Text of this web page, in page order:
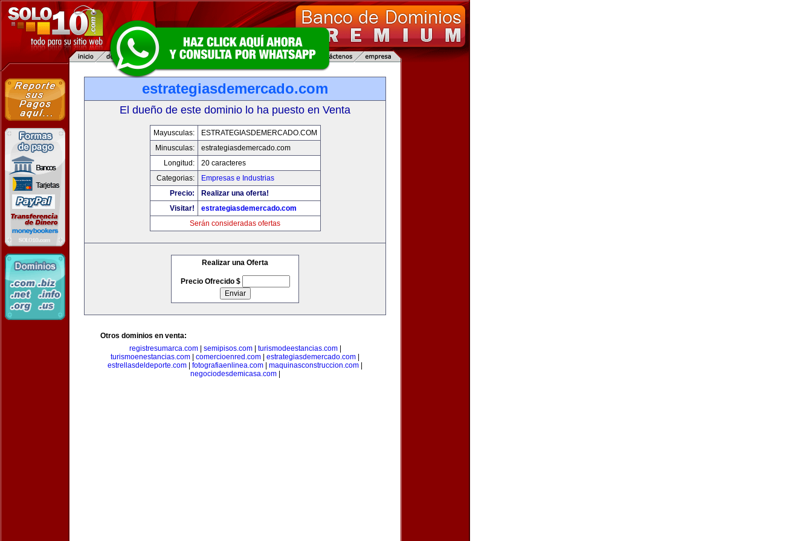
estrategiasdemercado.com
El dueño de este dominio lo ha puesto en Venta
Mayusculas:
ESTRATEGIASDEMERCADO.COM
Minusculas:
estrategiasdemercado.com
Longitud:
20 caracteres
Categorias:
Empresas e Industrias
Precio:
Realizar una oferta!
Visitar!
estrategiasdemercado.com
Serán consideradas ofertas
Realizar una Oferta
Precio Ofrecido $
Otros dominios en venta:
registresumarca.com| semipisos.com| turismodeestancias.com|
turismoenestancias.com
comercioenred.com estrategiasdemercado.com
estrellasdeldeporte.com
fotografiaenlinea.com maquinasconstruccion.com
negociodesdemicasa.com|